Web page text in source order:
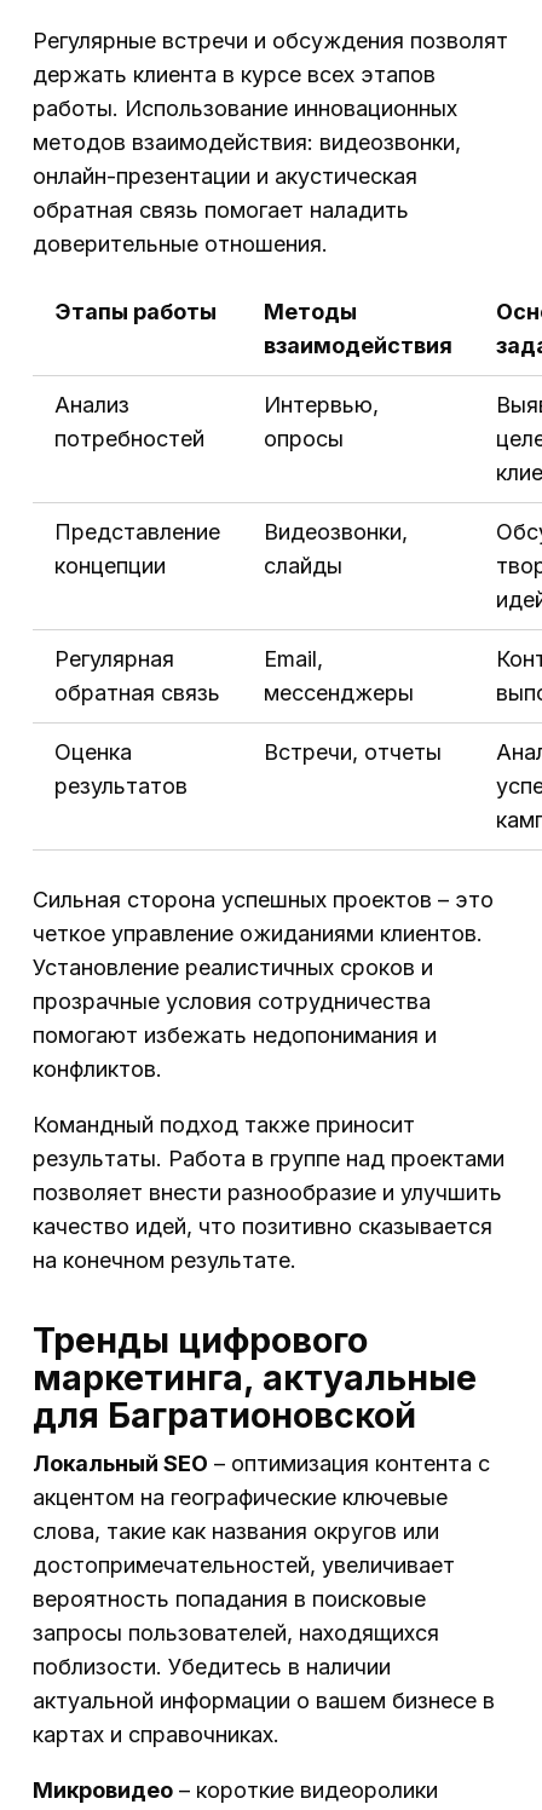
Регулярные встречи и обсуждения позволят
держать клиента в курсе всех этапов
работы. Использование инновационных
методов взаимодействия: видеозвонки,
онлайн-презентации и акустическая
обратная связь помогает наладить
доверительные отношения.
Этапы работы
Методы
взаимодействия
Анализ
потребностей
Интервью,
опросы
Представление
концепции
Видеозвонки,
слайды
Регулярная
обратная связь
Email,
мессенджеры
Оценка
результатов
Встречи, отчеты
Сильная сторона успешных проектов – это
четкое управление ожиданиями клиентов.
Установление реалистичных сроков и
прозрачные условия сотрудничества
помогают избежать недопонимания и
конфликтов.
Командный подход также приносит
результаты. Работа в группе над проектами
позволяет внести разнообразие и улучшить
качество идей, что позитивно сказывается
на конечном результате.
Тренды цифрового
маркетинга, актуальные
для Багратионовской
Локальный SEO – оптимизация контента с
акцентом на географические ключевые
слова, такие как названия округов или
достопримечательностей, увеличивает
вероятность попадания в поисковые
запросы пользователей, находящихся
поблизости. Убедитесь в наличии
актуальной информации о вашем бизнесе в
картах и справочниках.
Микровидео – короткие видеоролики